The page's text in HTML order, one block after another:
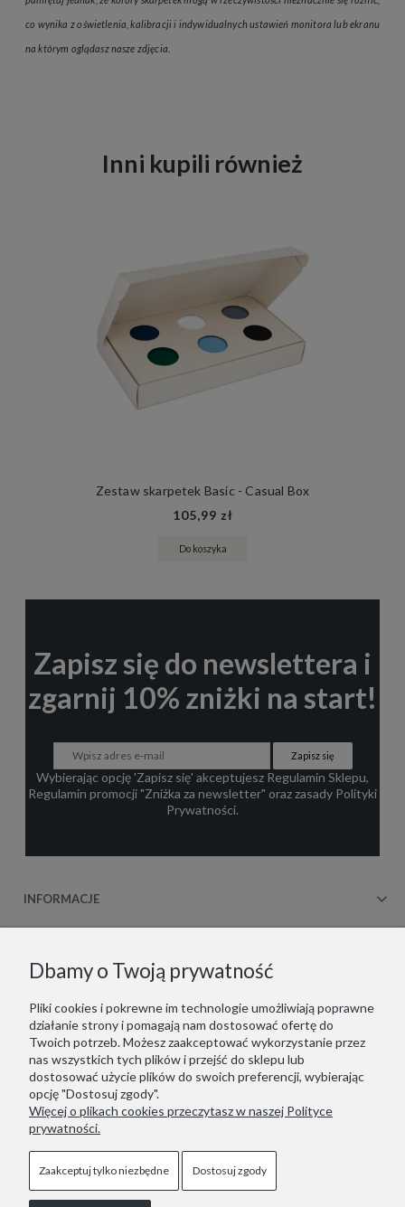
co wynika z oświetlenia, kalibracji i indywidualnych ustawień monitora lub ekranu
na którym oglądasz nasze zdjęcia.
Inni kupili również
Zestaw skarpetek Basic - Casual Box
105,99 zł
Do koszyka
Zapisz się do newslettera i
zgarnij 10% zniżki na start!
Zapisz się
Wybierając opcję 'Zapisz się' akceptujesz Regulamin Sklepu,
Regulamin promocji "Zniżka za newsletter" oraz zasady Polityki
Prywatności.
INFORMACJE
KONTAKT
Copyrights © 2021 - ZOOKSY.
Jesteśmy zarejestrowani w niemieckim systemie LUCID
(Verpackungsregister): DE1916650756162
Wir sind im deutschen Verpackungsregister LUCID registriert:
DE1916650756162
Dbamy o Twoją prywatność
Pliki cookies i pokrewne im technologie umożliwiają poprawne
działanie strony i pomagają nam dostosować ofertę do
Twoich potrzeb. Możesz zaakceptować wykorzystanie przez
nas wszystkich tych plików i przejść do sklepu lub
dostosować użycie plików do swoich preferencji, wybierając
opcję "Dostosuj zgody".
Więcej o plikach cookies przeczytasz w naszej Polityce
prywatności.
Zaakceptuj tylko niezbędne Dostosuj zgody